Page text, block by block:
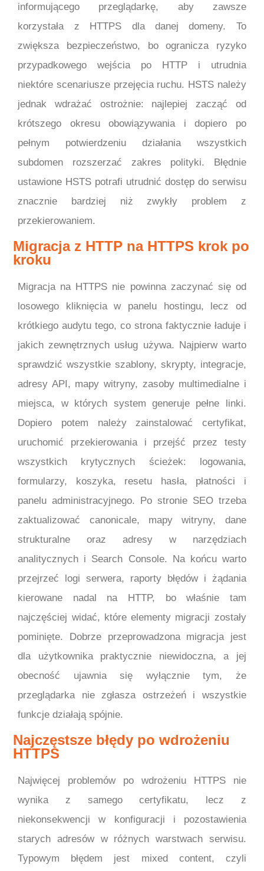
informującego przeglądarkę, aby zawsze
korzystała z HTTPS dla danej domeny. To
zwiększa bezpieczeństwo, bo ogranicza ryzyko
przypadkowego wejścia po HTTP i utrudnia
niektóre scenariusze przejęcia ruchu. HSTS należy
jednak wdrażać ostrożnie: najlepiej zacząć od
krótszego okresu obowiązywania i dopiero po
pełnym potwierdzeniu działania wszystkich
subdomen rozszerzać zakres polityki. Błędnie
ustawione HSTS potrafi utrudnić dostęp do serwisu
znacznie bardziej niż zwykły problem z
przekierowaniem.
Migracja z HTTP na HTTPS krok po
kroku
Migracja na HTTPS nie powinna zaczynać się od
losowego kliknięcia w panelu hostingu, lecz od
krótkiego audytu tego, co strona faktycznie ładuje i
jakich zewnętrznych usług używa. Najpierw warto
sprawdzić wszystkie szablony, skrypty, integracje,
adresy API, mapy witryny, zasoby multimedialne i
miejsca, w których system generuje pełne linki.
Dopiero potem należy zainstalować certyfikat,
uruchomić przekierowania i przejść przez testy
wszystkich krytycznych ścieżek: logowania,
formularzy, koszyka, resetu hasła, płatności i
panelu administracyjnego. Po stronie SEO trzeba
zaktualizować canonicale, mapy witryny, dane
strukturalne oraz adresy w narzędziach
analitycznych i Search Console. Na końcu warto
przejrzeć logi serwera, raporty błędów i żądania
kierowane nadal na HTTP, bo właśnie tam
najczęściej widać, które elementy migracji zostały
pominięte. Dobrze przeprowadzona migracja jest
dla użytkownika praktycznie niewidoczna, a jej
obecność ujawnia się wyłącznie tym, że
przeglądarka nie zgłasza ostrzeżeń i wszystkie
funkcje działają spójnie.
Najczęstsze błędy po wdrożeniu
HTTPS
Najwięcej problemów po wdrożeniu HTTPS nie
wynika z samego certyfikatu, lecz z
niekonsekwencji w konfiguracji i pozostawienia
starych adresów w różnych warstwach serwisu.
Typowym błędem jest mixed content, czyli